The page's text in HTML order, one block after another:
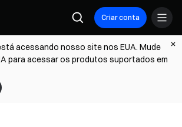
Criar conta
acessando nosso site nos EUA. Mude
para acessar os produtos suportados em